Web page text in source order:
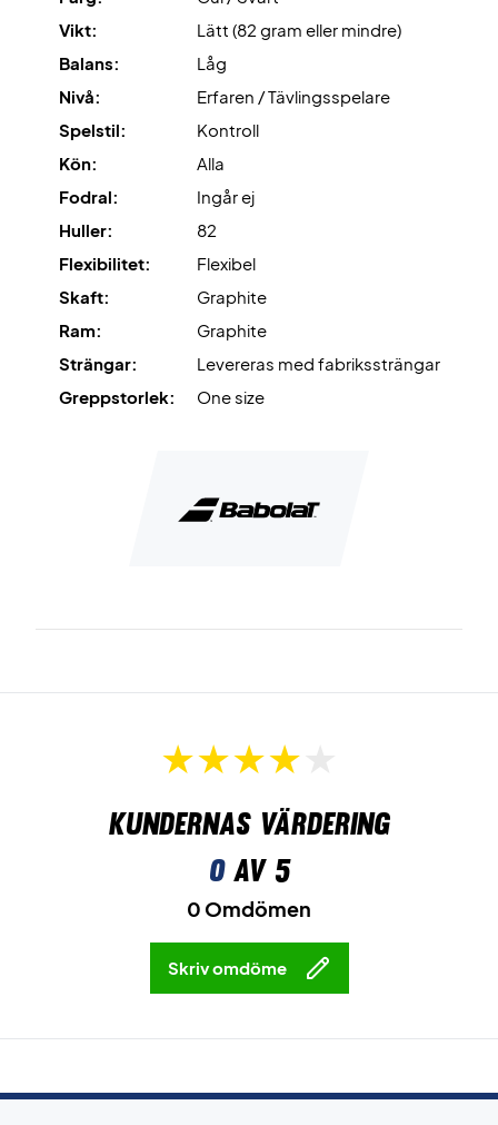
OBS:Levereras utan fodral.
Vikt:
Lätt (82 gram eller mindre)
Balans:
Låg
Nivå:
Erfaren / Tävlingsspelare
Spelstil:
Kontroll
Kön:
Alla
Fodral:
Ingår ej
Huller:
82
Flexibilitet:
Flexibel
Skaft:
Graphite
Ram:
Graphite
Strängar:
Levereras med fabrikssträngar
Greppstorlek:
One size
Kundernas värdering
0av 5
0 Omdömen
Skriv omdöme